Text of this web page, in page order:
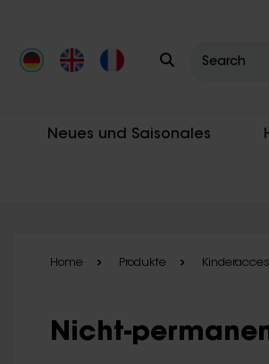
Neues und Saisonales
Home Produkte
Nicht-